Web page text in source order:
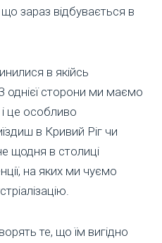
зараз відбувається в
в якійсь
однієї сторони ми маємо
це особливо
в Кривий Ріг чи
щодня в столиці
на яких ми чуємо
те, що їм вигідно